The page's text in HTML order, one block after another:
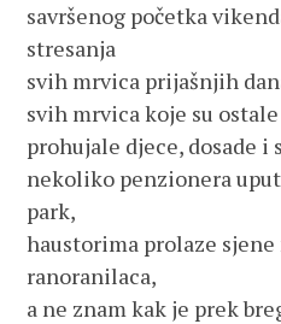
savršenog početka
stresanja
svih mrvica prijašnjih
svih mrvica koje su
prohujale djece, dosade i
nekoliko penzionera
park,
haustorima prolaze
ranoranilaca,
a ne znam kak je prek